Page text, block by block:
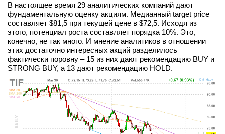
В настоящее время 29 аналитических компаний дают
фундаментальную оценку акциям. Медианный target price
составляет $81,5 при текущей цене в $72,5. Исходя из
этого, потенциал роста составляет порядка 10%. Это,
конечно, не так много. И мнение аналитиков в отношении
этих достаточно интересных акций разделилось
фактически поровну – 15 из них дают рекомендацию BUY и
STRONG BUY, а 13 дают рекомендацию HOLD.